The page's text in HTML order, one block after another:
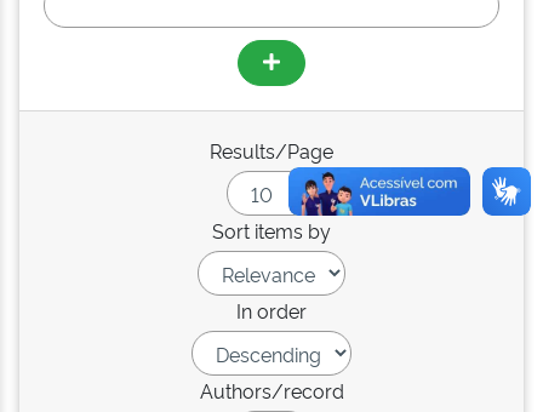
Results/Page
Sort items by
In order
Authors/record